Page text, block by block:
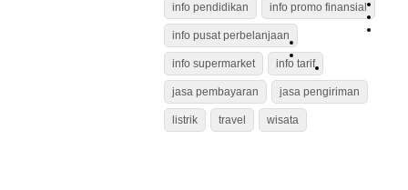
info pendidikan info promo finansial
info pusat perbelanjaan
info supermarket info tarif
jasa pembayaran jasa pengiriman
listrik travel wisata